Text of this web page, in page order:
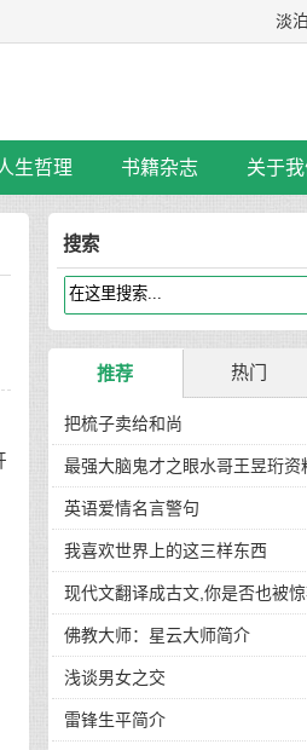
淡
生哲理 书籍杂志 关于我
搜索
推荐 热门
把梳子卖给和尚
最强大脑鬼才之眼水哥王昱珩资
介
英语爱情名言警句
我喜欢世界上的这三样东西
现代文翻译成古文,你是否也被
到了
佛教大师：星云大师简介
浅谈男女之交
雷锋生平简介